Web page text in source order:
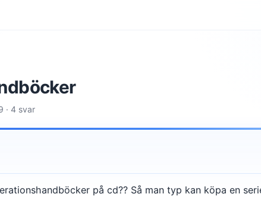
· 4 svar
på cd?? Så man typ kan köpa en